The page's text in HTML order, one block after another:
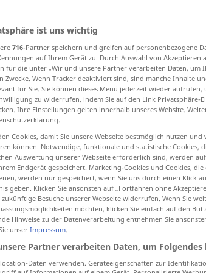
fliegen hochfahren
zurückgehen aufgehen
steigen, zunehmen
geneigt sein sich erheben
dieHöhe
ist uns wichtig
716-Partner speichern und greifen auf personenbezogene
auf Ihrem Gerät zu. Durch Auswahl von Akzeptieren
für die unter „Wir und unsere Partner verarbeiten Daten, um
Zwecke. Wenn Tracker deaktiviert sind, sind manche Inhalte
für Sie. Sie können dieses Menü jederzeit wieder
zu widerrufen, indem Sie auf den Link Privatsphäre-
Ihre Einstellungen gelten innerhalb unseres Website.
Cookies, damit Sie unsere Webseite bestmöglich nutzen
können. Notwendige, funktionale und statistische Cookies,
Auswertung unserer Webseite erforderlich sind, werden
Endgerät gespeichert. Marketing-Cookies und Cookies,
werden nur gespeichert, wenn Sie uns durch einen Klick
geben. Klicken Sie ansonsten auf „Fortfahren ohne
Besuche unserer Webseite widerrufen. Wenn Sie
möchten, klicken Sie einfach auf den
Hinweise zu der Datenverarbeitung entnehmen Sie
unser Impressum.
Partner verarbeiten Daten, um
Daten verwenden. Geräteeigenschaften zur